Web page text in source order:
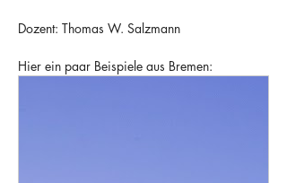
Dozent: Thomas W. Salzmann
Hier ein paar Beispiele aus Bremen: